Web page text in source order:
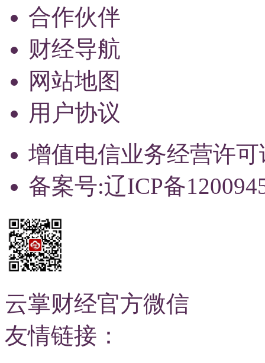
合作伙伴
财经导航
网站地图
用户协议
增值电信业务经营许可
备案号:辽ICP备
云掌财经官方微信
友情链接：